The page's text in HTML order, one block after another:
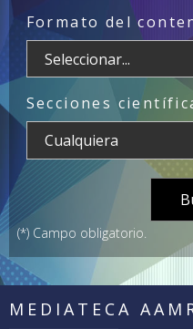
Formato del
Secciones
(*) Campo obligatorio.
MEDIATECA